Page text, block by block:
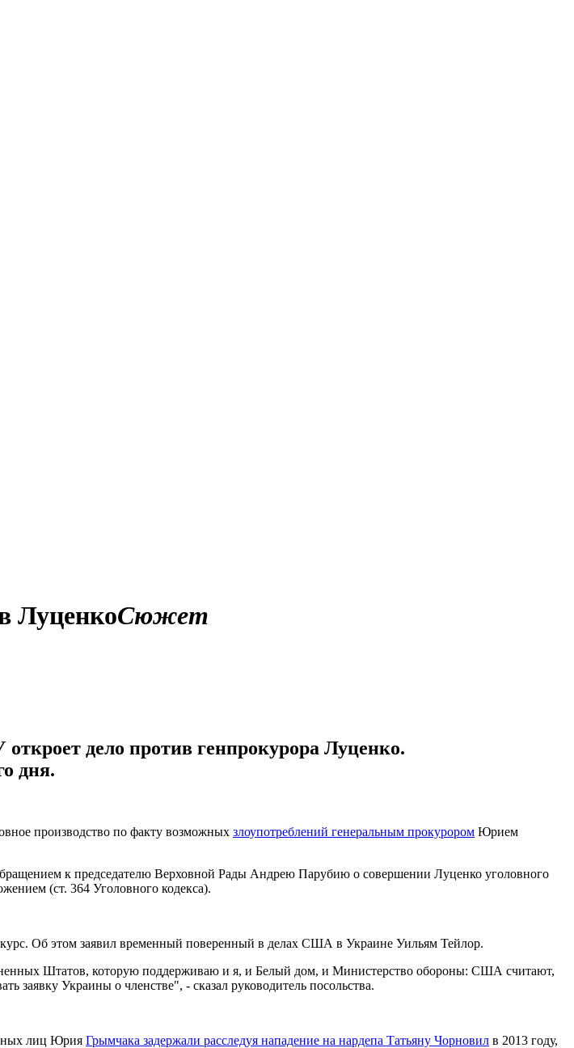
ЛуценкоСюжет
дело против генпрокурора Луценко.
дня.
производство по факту возможных злоупотреблений генеральным прокурором Юрием
к председателю Верховной Рады Андрею Парубию о совершении Луценко уголовного
(ст. 364 Уголовного кодекса).
Об этом заявил временный поверенный в делах США в Украине Уильям Тейлор.
Штатов, которую поддерживаю и я, и Белый дом, и Министерство обороны: США считают,
заявку Украины о членстве", - сказал руководитель посольства.
лиц Юрия Грымчака задержали расследуя нападение на нардепа Татьяну Чорновил в 2013 году,